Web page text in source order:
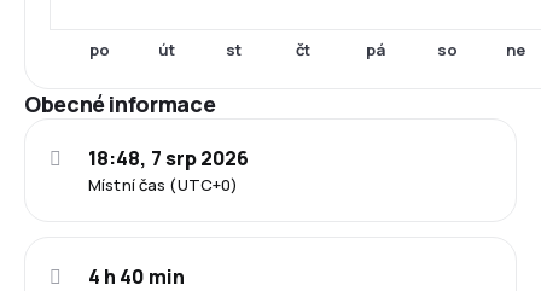
po út st čt pá so ne
Obecné informace
Místní čas (UTC+0)
18:48, 7 srp 2026
4 h 40 min